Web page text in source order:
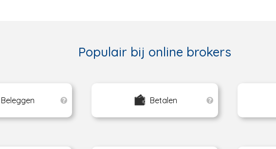
Populair bij online brokers
Beleggen Betalen